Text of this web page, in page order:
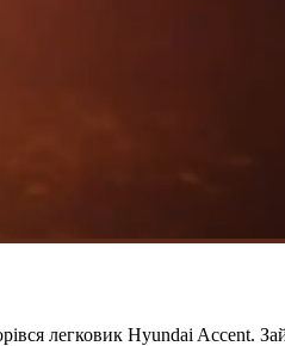
легковик Hyundai Accent.